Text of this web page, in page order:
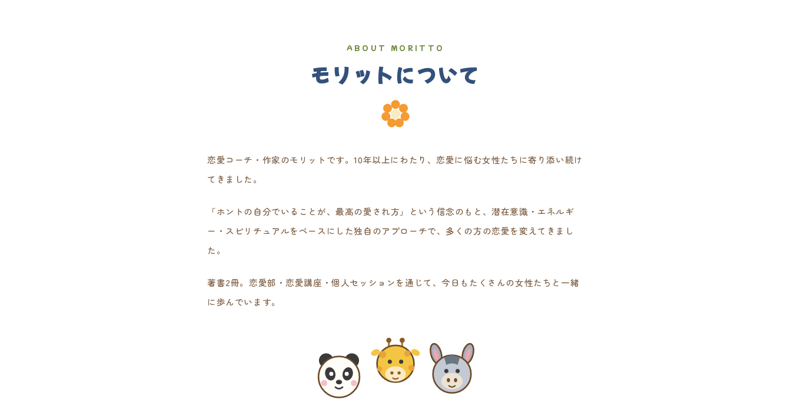
ABOUT MORITTO
モリットについて
恋愛コーチ・作家のモリットです。10年以上にわたり、恋愛に悩む女性たちに寄り添い続け
てきました。
「ホントの自分でいることが、最高の愛され方」という信念のもと、潜在意識・エネルギ
ー・スピリチュアルをベースにした独自のアプローチで、多くの方の恋愛を変えてきまし
た。
著書2冊。恋愛部・恋愛講座・個人セッションを通じて、今日もたくさんの女性たちと一緒
に歩んでいます。